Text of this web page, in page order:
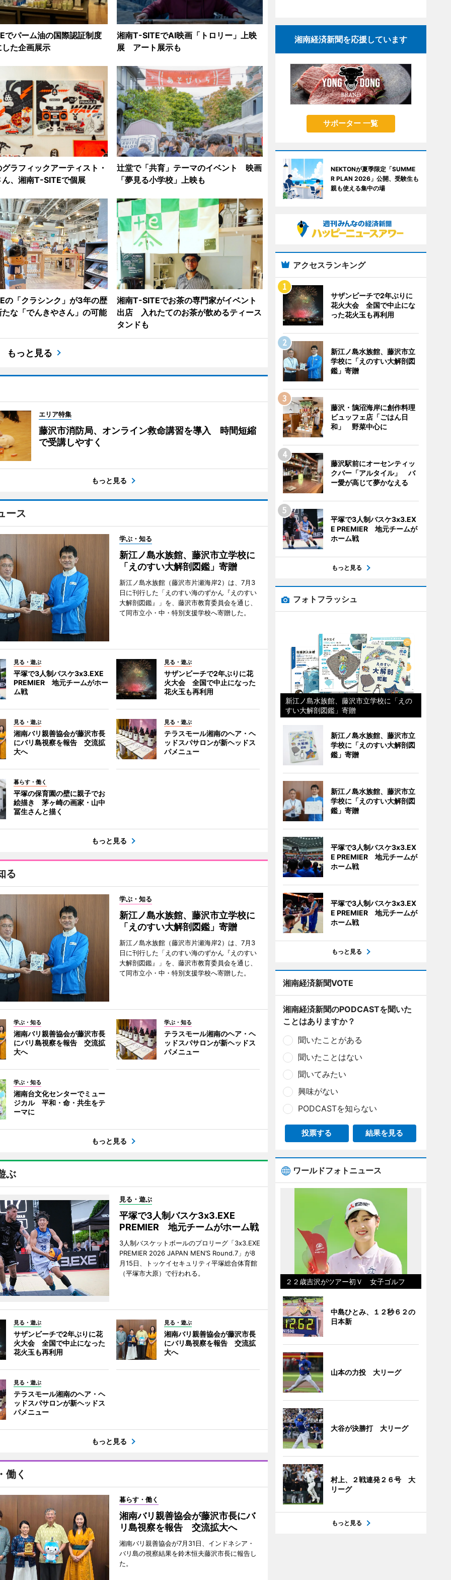
でパーム油の国際認証制度
た企画展示
湘南T-SITEでAI映画「トロリー」上映
展 アート展示も
ラフィックアーティスト・
、湘南T-SITEで個展
辻堂で「共育」テーマのイベント 映画
「夢見る小学校」上映も
の「クラシンク」が3年の歴
な「でんきやさん」の可能
湘南T-SITEでお茶の専門家がイベント
出店 入れたてのお茶が飲めるティース
タンドも
もっと見る
エリア特集
藤沢市消防局、オンライン救命講習を導入 時間短縮
で受講しやすく
もっと見る
ース
学ぶ・知る
新江ノ島水族館、藤沢市立学校に
「えのすい大解剖図鑑」寄贈
新江ノ島水族館（藤沢市片瀬海岸2）は、7月3
日に刊行した「えのすい海のずかん『えのすい
大解剖図鑑』」を、藤沢市教育委員会を通じ、
て同市立小・中・特別支援学校へ寄贈した。
見る・遊ぶ
平塚で3人制バスケ3x3.EXE
PREMIER 地元チームがホー
ム戦
見る・遊ぶ
サザンビーチで2年ぶりに花
火大会 全国で中止になった
花火玉も再利用
見る・遊ぶ
湘南バリ親善協会が藤沢市長
にバリ島視察を報告 交流拡
大へ
見る・遊ぶ
テラスモール湘南のヘア・ヘ
ッドスパサロンが新ヘッドス
パメニュー
暮らす・働く
平塚の保育園の壁に親子でお
絵描き 茅ヶ崎の画家・山中
冨生さんと描く
もっと見る
る
学ぶ・知る
新江ノ島水族館、藤沢市立学校に
「えのすい大解剖図鑑」寄贈
新江ノ島水族館（藤沢市片瀬海岸2）は、7月3
日に刊行した「えのすい海のずかん『えのすい
大解剖図鑑』」を、藤沢市教育委員会を通じ、
て同市立小・中・特別支援学校へ寄贈した。
学ぶ・知る
湘南バリ親善協会が藤沢市長
にバリ島視察を報告 交流拡
大へ
学ぶ・知る
テラスモール湘南のヘア・ヘ
ッドスパサロンが新ヘッドス
パメニュー
学ぶ・知る
湘南台文化センターでミュー
ジカル 平和・命・共生をテ
ーマに
もっと見る
ぶ
見る・遊ぶ
平塚で3人制バスケ3x3.EXE
PREMIER 地元チームがホーム戦
3人制バスケットボールのプロリーグ「3x3.EXE
PREMIER 2026 JAPAN MEN’S Round.7」が8
月15日、トッケイセキュリティ平塚総合体育館
（平塚市大原）で行われる。
見る・遊ぶ
サザンビーチで2年ぶりに花
火大会 全国で中止になった
花火玉も再利用
見る・遊ぶ
湘南バリ親善協会が藤沢市長
にバリ島視察を報告 交流拡
大へ
見る・遊ぶ
テラスモール湘南のヘア・ヘ
ッドスパサロンが新ヘッドス
パメニュー
もっと見る
働く
暮らす・働く
湘南バリ親善協会が藤沢市長にバ
リ島視察を報告 交流拡大へ
湘南バリ親善協会が7月31日、インドネシア・
バリ島の視察結果を鈴木恒夫藤沢市長に報告し
た。
湘南経済新聞を応援しています
サポーター 一覧
NEKTONが夏季限定「SUMME
R PLAN 2026」公開、受験生も
親も使える集中の場
アクセスランキング
サザンビーチで2年ぶりに
花火大会 全国で中止にな
った花火玉も再利用
新江ノ島水族館、藤沢市立
学校に「えのすい大解剖図
鑑」寄贈
藤沢・鵠沼海岸に創作料理
ビュッフェ店「ごはん日
和」 野菜中心に
藤沢駅前にオーセンティッ
クバー「アルタイル」 バ
ー愛が高じて夢かなえる
平塚で3人制バスケ3x3.EX
E PREMIER 地元チームが
ホーム戦
もっと見る
フォトフラッシュ
新江ノ島水族館、藤沢市立学校に「えの
すい大解剖図鑑」寄贈
新江ノ島水族館、藤沢市立
学校に「えのすい大解剖図
鑑」寄贈
新江ノ島水族館、藤沢市立
学校に「えのすい大解剖図
鑑」寄贈
平塚で3人制バスケ3x3.EX
E PREMIER 地元チームが
ホーム戦
平塚で3人制バスケ3x3.EX
E PREMIER 地元チームが
ホーム戦
もっと見る
湘南経済新聞VOTE
湘南経済新聞のPODCASTを聞いた
ことはありますか？
聞いたことがある
聞いたことはない
聞いてみたい
興味がない
PODCASTを知らない
投票する 結果を見る
ワールドフォトニュース
２２歳吉沢がツアー初Ｖ 女子ゴルフ
中島ひとみ、１２秒６２の
日本新
山本の力投 大リーグ
大谷が決勝打 大リーグ
村上、２戦連発２６号 大
リーグ
もっと見る